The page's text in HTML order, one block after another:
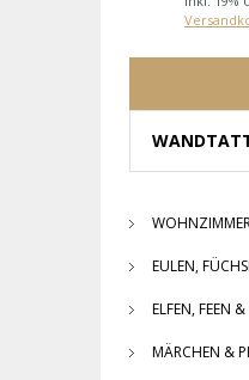
EULEN,
ELFEN, FEEN
MÄRCHEN &